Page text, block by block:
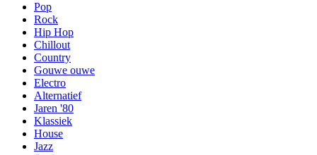
Pop
Rock
Hip Hop
Chillout
Country
Gouwe ouwe
Electro
Alternatief
Jaren '80
Klassiek
House
Jazz